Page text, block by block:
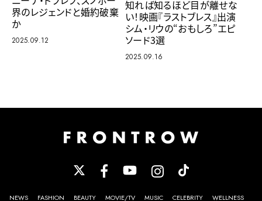
界のレジェンドと婚約破棄
か
2025.09.12
知れば知るほど目が離せな
い！映画『ラストブレス』出演
シム・リウの“おもしろ”エピ
ソード3選
2025.09.16
NEWS FASHION BEAUTY MOVIE/TV MUSIC CELEBRITY WELLNESS